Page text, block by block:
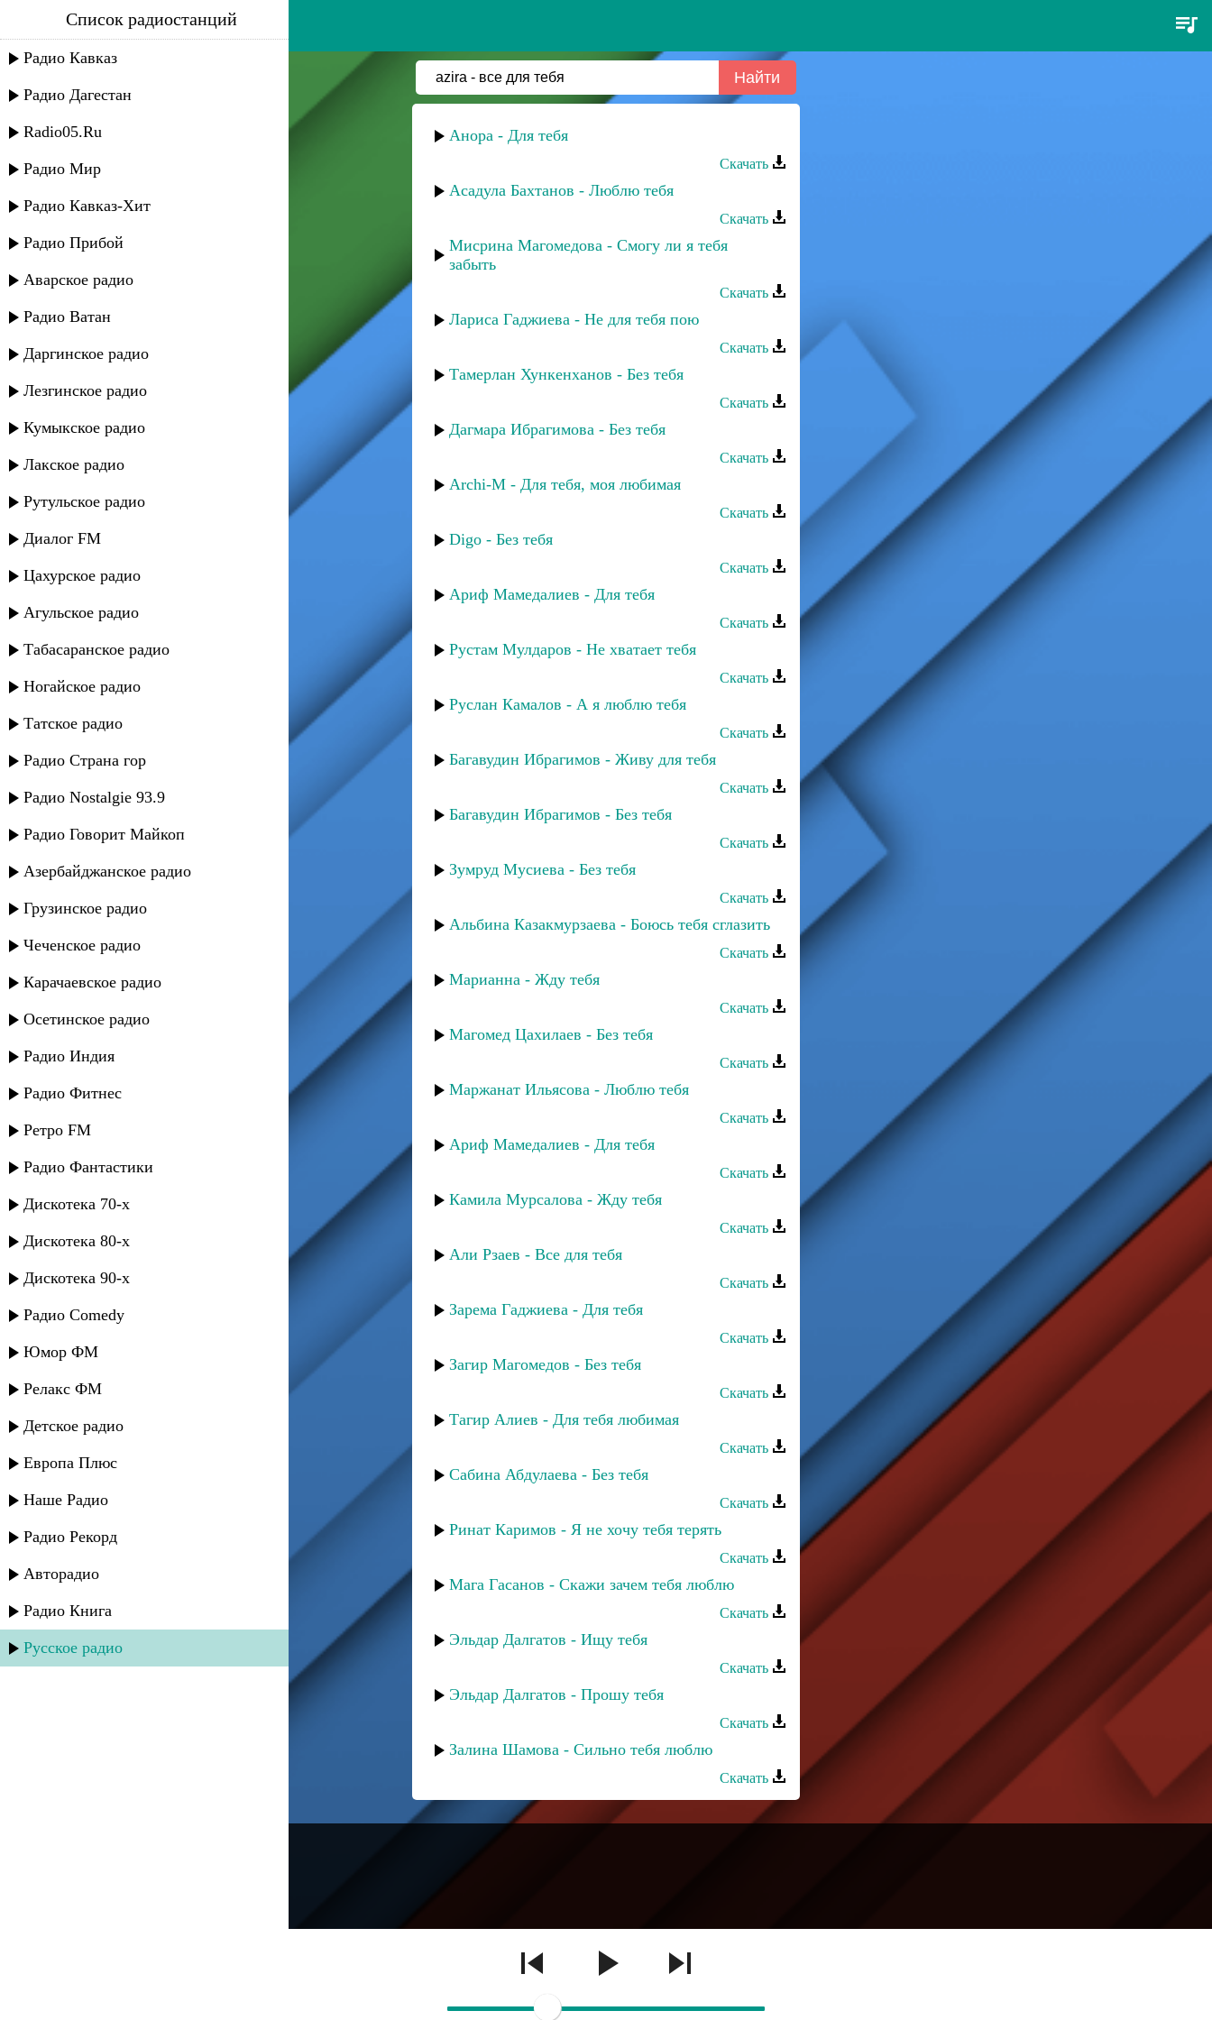
azira - все для тебя
Список радиостанций
Радио Кавказ
Радио Дагестан
Radio05.Ru
Радио Мир
Радио Кавказ-Хит
Радио Прибой
Аварское радио
Радио Ватан
Даргинское радио
Лезгинское радио
Кумыкское радио
Лакское радио
Рутульское радио
Диалог FM
Цахурское радио
Агульское радио
Табасаранское радио
Ногайское радио
Татское радио
Радио Страна гор
Радио Nostalgie 93.9
Радио Говорит Майкоп
Азербайджанское радио
Грузинское радио
Чеченское радио
Карачаевское радио
Осетинское радио
Радио Индия
Радио Фитнес
Ретро FM
Радио Фантастики
Дискотека 70-х
Дискотека 80-х
Дискотека 90-х
Радио Comedy
Юмор ФМ
Релакс ФМ
Детское радио
Европа Плюс
Наше Радио
Радио Рекорд
Авторадио
Радио Книга
Русское радио
Анора - Для тебя
Скачать
Асадула Бахтанов - Люблю тебя
Скачать
Мисрина Магомедова - Смогу ли я тебя
забыть
Скачать
Лариса Гаджиева - Не для тебя пою
Скачать
Тамерлан Хункенханов - Без тебя
Скачать
Дагмара Ибрагимова - Без тебя
Скачать
Archi-M - Для тебя, моя любимая
Скачать
Digo - Без тебя
Скачать
Ариф Мамедалиев - Для тебя
Скачать
Рустам Мулдаров - Не хватает тебя
Скачать
Руслан Камалов - А я люблю тебя
Скачать
Багавудин Ибрагимов - Живу для тебя
Скачать
Багавудин Ибрагимов - Без тебя
Скачать
Зумруд Мусиева - Без тебя
Скачать
Альбина Казакмурзаева - Боюсь тебя сглазить
Скачать
Марианна - Жду тебя
Скачать
Магомед Цахилаев - Без тебя
Скачать
Маржанат Ильясова - Люблю тебя
Скачать
Ариф Мамедалиев - Для тебя
Скачать
Камила Мурсалова - Жду тебя
Скачать
Али Рзаев - Все для тебя
Скачать
Зарема Гаджиева - Для тебя
Скачать
Загир Магомедов - Без тебя
Скачать
Тагир Алиев - Для тебя любимая
Скачать
Сабина Абдулаева - Без тебя
Скачать
Ринат Каримов - Я не хочу тебя терять
Скачать
Мага Гасанов - Скажи зачем тебя люблю
Скачать
Эльдар Далгатов - Ищу тебя
Скачать
Эльдар Далгатов - Прошу тебя
Скачать
Залина Шамова - Сильно тебя люблю
Скачать